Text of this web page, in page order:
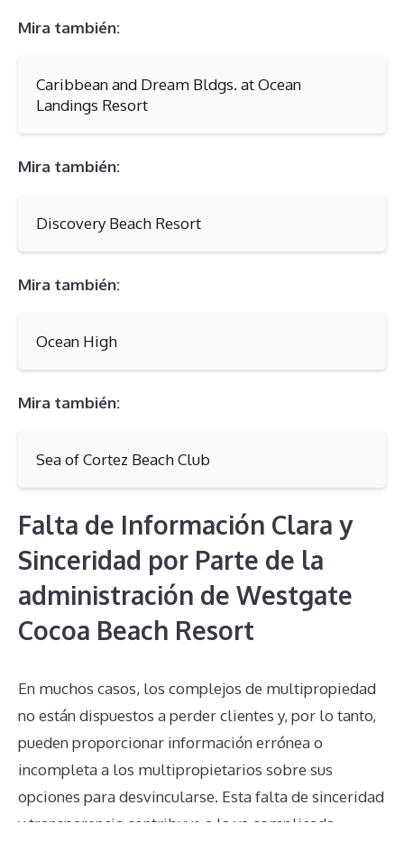
Mira también:
Caribbean and Dream Bldgs. at Ocean
Landings Resort
Mira también:
Discovery Beach Resort
Mira también:
Ocean High
Mira también:
Sea of Cortez Beach Club
Falta de Información Clara y
Sinceridad por Parte de la
administración de Westgate
Cocoa Beach Resort
En muchos casos, los complejos de multipropiedad
no están dispuestos a perder clientes y, por lo tanto,
pueden proporcionar información errónea o
incompleta a los multipropietarios sobre sus
opciones para desvincularse. Esta falta de sinceridad
y transparencia contribuye a la ya complicada